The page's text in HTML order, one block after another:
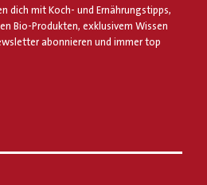
dich mit Koch- und Ernährungstipps,
Bio-Produkten, exklusivem Wissen
abonnieren und immer top